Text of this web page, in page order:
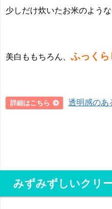
少しだけ炊いたお米のような
美白ももちろん、 ふっくら
詳細はこちら 透明感の
みずみずしいクリ